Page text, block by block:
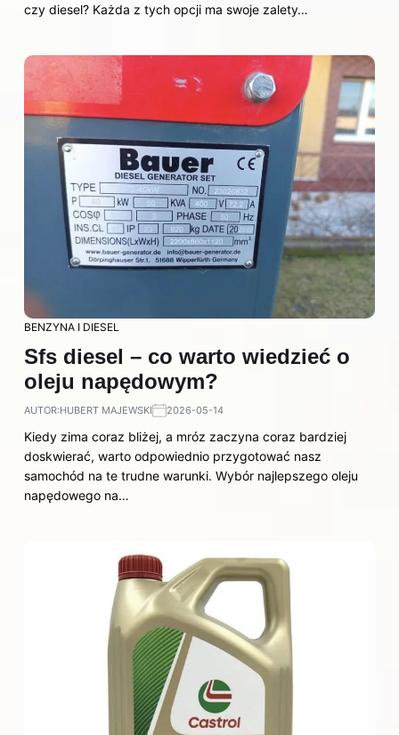
czy diesel? Każda z tych opcji ma swoje zalety…
BENZYNA I DIESEL
Sfs diesel – co warto wiedzieć o
oleju napędowym?
AUTOR:HUBERT MAJEWSKI 2026-05-14
Kiedy zima coraz bliżej, a mróz zaczyna coraz bardziej
doskwierać, warto odpowiednio przygotować nasz
samochód na te trudne warunki. Wybór najlepszego oleju
napędowego na…